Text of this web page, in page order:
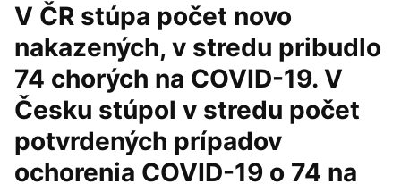
V ČR stúpa počet novo
nakazených, v stredu pribudlo
74 chorých na COVID-19. V
Česku stúpol v stredu počet
potvrdených prípadov
ochorenia COVID-19 o 74 na